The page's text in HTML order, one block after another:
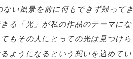
い風景を前に何もできず帰ってき
る「光」が私の作品のテーマにな
もその人にとっての光は見つけら
ようになるという想いを込めてい